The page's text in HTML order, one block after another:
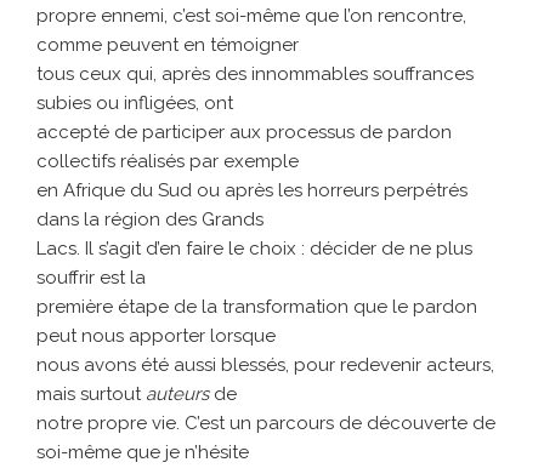
propre ennemi, c’est soi-même que l’on rencontre,
comme peuvent en témoigner
tous ceux qui, après des innommables souffrances
subies ou infligées, ont
accepté de participer aux processus de pardon
collectifs réalisés par exemple
en Afrique du Sud ou après les horreurs perpétrés
dans la région des Grands
Lacs. Il s’agit d’en faire le choix : décider de ne plus
souffrir est la
première étape de la transformation que le pardon
peut nous apporter lorsque
nous avons été aussi blessés, pour redevenir acteurs,
mais surtout auteurs de
notre propre vie. C’est un parcours de découverte de
soi-même que je n’hésite